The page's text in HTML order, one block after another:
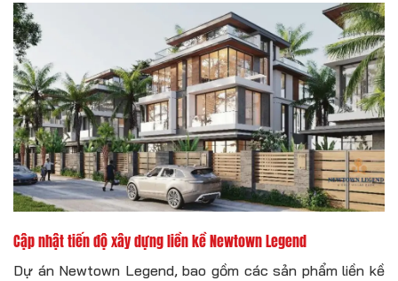
Cập nhật tiến độ xây dựng liền kề Newtown Legend
Dự án Newtown Legend, bao gồm các sản phẩm liền kề